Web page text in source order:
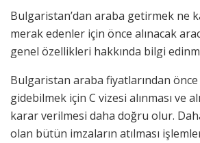
Bulgaristan’dan araba getirmek ne
merak edenler için önce alınacak
genel özellikleri hakkında bilgi
Bulgaristan araba fiyatlarından
gidebilmek için C vizesi alınması ve
karar verilmesi daha doğru olur.
olan bütün imzaların atılması